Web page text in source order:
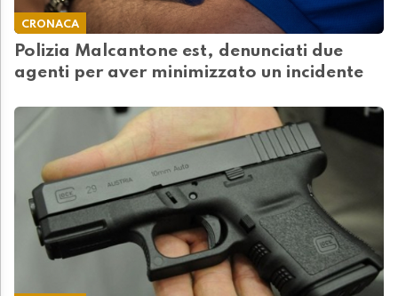
CRONACA
Polizia Malcantone est, denunciati due
agenti per aver minimizzato un incidente